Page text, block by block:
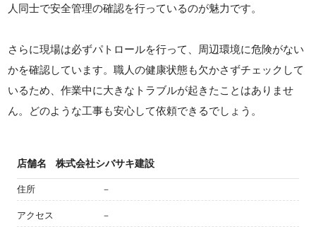
人同士で安全管理の確認を行っているのが魅力です。
さらに現場は必ずパトロールを行って、周辺環境に危険がない
かを確認しています。職人の健康状態も欠かさずチェックして
いるため、作業中に大きなトラブルが起きたことはありませ
ん。どのような工事も安心して依頼できるでしょう。
店舗名 株式会社シバサキ建設
住所 －
アクセス －